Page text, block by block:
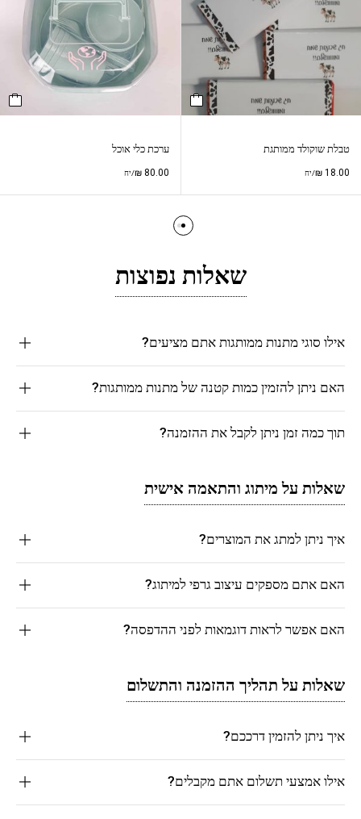
טבלת שוקולד ממותגת
₪ 18.00 /יח
ערכת כלי אוכל
₪80.00 /יח
שאלות נפוצות
אילו סוגי מתנות ממותגות אתם מציעים?
האם ניתן להזמין כמות קטנה של מתנות ממותגות?
תוך כמה זמן ניתן לקבל את ההזמנה?
שאלות על מיתוג והתאמה אישית
איך ניתן למתג את המוצרים?
האם אתם מספקים עיצוב גרפי למיתוג?
האם אפשר לראות דוגמאות לפני ההדפסה?
שאלות על תהליך ההזמנה והתשלום
איך ניתן להזמין דרככם?
אילו אמצעי תשלום אתם מקבלים?